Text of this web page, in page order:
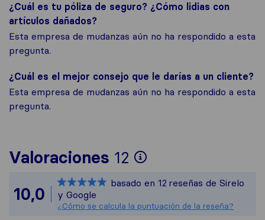
¿Cuál es tu póliza de seguro? ¿Cómo lidias con
artículos dañados?
Esta empresa de mudanzas aún no ha respondido a esta
pregunta.
¿Cuál es el mejor consejo que le darías a un cliente?
Esta empresa de mudanzas aún no ha respondido a esta
pregunta.
Valoraciones 12
Para ofrecerte
Todas las
10,0
basado en 12 reseñas de Sirelo
y Google
¿Cómo se calcula la puntuación de la reseña?